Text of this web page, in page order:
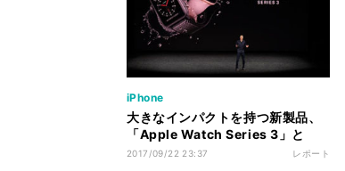
iPhone
大きなインパクトを持つ新製品、
「Apple Watch Series 3」と
「Apple TV 4K」 - 松村太郎の
2017/09/22 23:37 レポート